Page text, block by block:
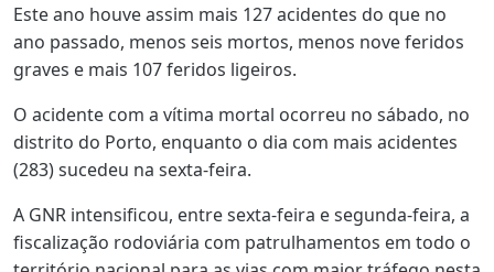
Este ano houve assim mais 127 acidentes do que no
ano passado, menos seis mortos, menos nove feridos
graves e mais 107 feridos ligeiros.
O acidente com a vítima mortal ocorreu no sábado, no
distrito do Porto, enquanto o dia com mais acidentes
(283) sucedeu na sexta-feira.
A GNR intensificou, entre sexta-feira e segunda-feira, a
fiscalização rodoviária com patrulhamentos em todo o